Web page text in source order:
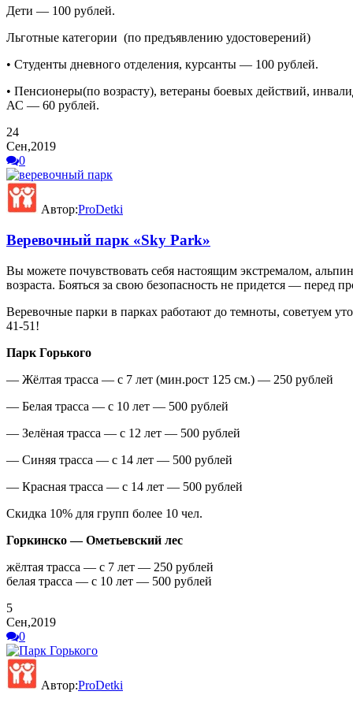
Дети — 100 рублей.
Льготные категории (по предъявлению удостоверений)
• Студенты дневного отделения, курсанты — 100 рублей.
• Пенсионеры(по возрасту), ветераны боевых действий,
АС — 60 рублей.
24
Сен,2019
0
Автор:ProDetki
Веревочный парк «Sky Park»
Вы можете почувствовать себя настоящим экстремалом,
возраста. Бояться за свою безопасность не придется —
Веревочные парки в парках работают до темноты, советуем
41-51!
Парк Горького
— Жёлтая трасса — с 7 лет (мин.рост 125 см.) — 250 рублей
— Белая трасса — с 10 лет — 500 рублей
— Зелёная трасса — с 12 лет — 500 рублей
— Синяя трасса — с 14 лет — 500 рублей
— Красная трасса — с 14 лет — 500 рублей
Скидка 10% для групп более 10 чел.
Горкинско — Ометьевский лес
жёлтая трасса — с 7 лет — 250 рублей
белая трасса — с 10 лет — 500 рублей
5
Сен,2019
0
Автор:ProDetki